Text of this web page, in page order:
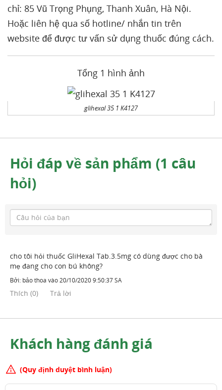
chỉ: 85 Vũ Trọng Phụng, Thanh Xuân, Hà Nội.
Hoặc liên hệ qua số hotline/ nhắn tin trên
website để được tư vấn sử dụng thuốc đúng cách.
Tổng 1 hình ảnh
glihexal 35 1 K4127
Hỏi đáp về sản phẩm (1 câu
hỏi)
cho tôi hỏi thuốc GliHexal Tab.3.5mg có dùng được cho bà
mẹ đang cho con bú không?
Bởi: bảo thoa vào20/10/2020 9:50:37 SA
Thích (0) Trả lời
Khách hàng đánh giá
(Quy định duyệt bình luận)